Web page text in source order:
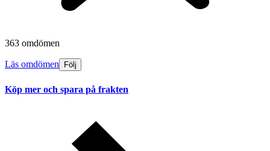
363 omdömen
Läs omdömen Följ
Köp mer och spara på frakten